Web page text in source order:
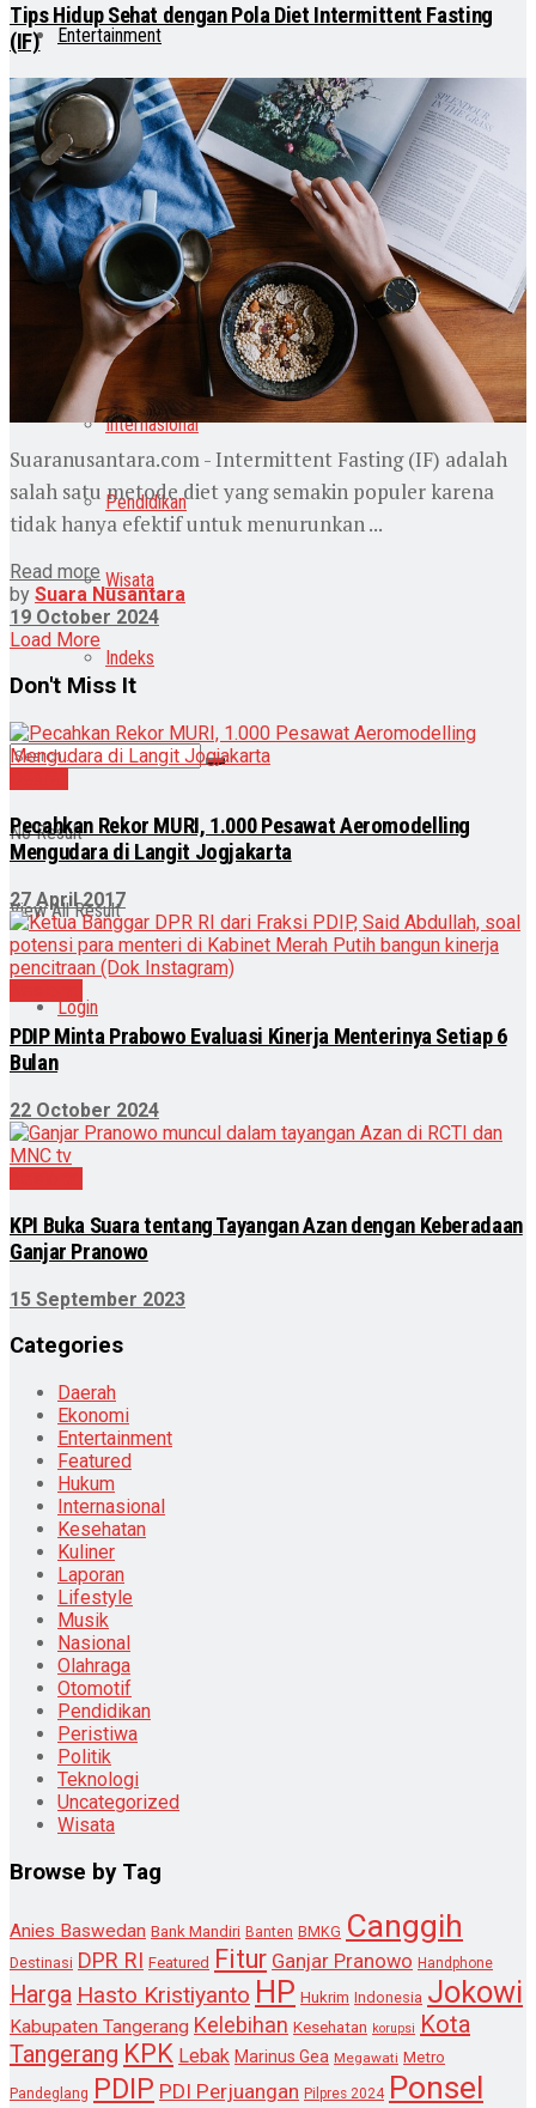
Entertainment
Teknologi
Otomotif
Lainnya
Lifestyle
Internasional
Pendidikan
Wisata
Indeks
No Result
View All Result
Login
Tips Hidup Sehat dengan Pola Diet Intermittent Fasting
(IF)
Suaranusantara.com - Intermittent Fasting (IF) adalah
salah satu metode diet yang semakin populer karena
tidak hanya efektif untuk menurunkan ...
Read more
by Suara Nusantara
19 October 2024
Load More
Don't Miss It
Pecahkan Rekor MURI, 1.000 Pesawat Aeromodelling
Mengudara di Langit Jogjakarta
27 April 2017
PDIP Minta Prabowo Evaluasi Kinerja Menterinya Setiap 6
Bulan
22 October 2024
KPI Buka Suara tentang Tayangan Azan dengan Keberadaan
Ganjar Pranowo
15 September 2023
Categories
Daerah
Ekonomi
Entertainment
Featured
Hukum
Internasional
Kesehatan
Kuliner
Laporan
Lifestyle
Musik
Nasional
Olahraga
Otomotif
Pendidikan
Peristiwa
Politik
Teknologi
Uncategorized
Wisata
Browse by Tag
Anies Baswedan Bank Mandiri Banten BMKG Canggih
Destinasi DPR RI Featured Fitur Ganjar Pranowo Handphone
Harga Hasto Kristiyanto HP Hukrim Indonesia Jokowi
Kabupaten Tangerang Kelebihan Kesehatan korupsi Kota
Tangerang KPK Lebak Marinus Gea Megawati Metro
Pandeglang PDIP PDI Perjuangan Pilpres 2024 Ponsel